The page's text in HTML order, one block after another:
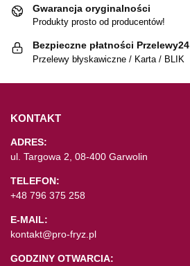
Gwarancja oryginalności
Produkty prosto od producentów!
Bezpieczne płatności Przelewy24
Przelewy błyskawiczne / Karta / BLIK
KONTAKT
ADRES:
ul. Targowa 2, 08-400 Garwolin
TELEFON:
+48 796 375 258
E-MAIL:
kontakt@pro-fryz.pl
GODZINY OTWARCIA: